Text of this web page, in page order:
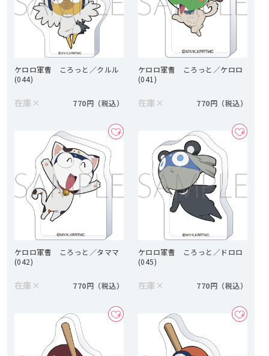
ケロロ軍曹 ころっと／クルル
(044)
在庫 × 770円
ケロロ軍曹 ころっと／ケロロ
(041)
在庫 × 770円
ケロロ軍曹 ころっと／タママ
(042)
在庫 × 770円
ケロロ軍曹 ころっと／ドロロ
(045)
在庫 × 770円